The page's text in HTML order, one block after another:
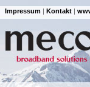
Impressum | Kontakt |